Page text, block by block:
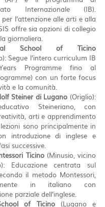
Internazionale (IB).
l’attenzione alle arti e alla
offre sia opzioni di collegio
giornaliera.
School of Ticino
Segue l’intero curriculum IB
Programme fino al
con un forte focus
e la comunità.
Steiner di Lugano (Origlio):
Steineriano, con
arti e apprendimento
sono principalmente in
introduzione di inglese e
successive.
Ticino (Minusio, vicino
Educazione centrata sul
il metodo Montessori,
in italiano con
parziale dell’inglese.
of Ticino (Lugano e